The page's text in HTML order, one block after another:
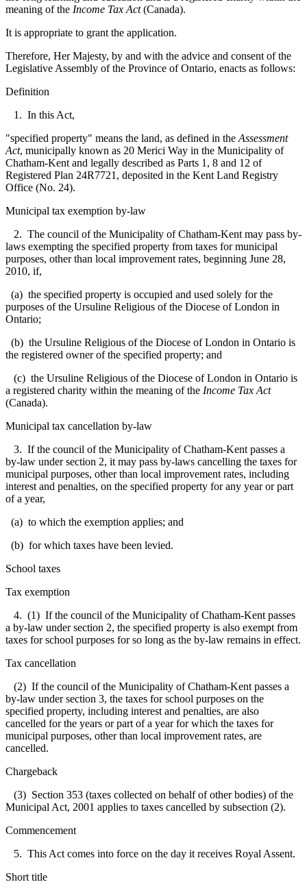
meaning of the Income Tax Act(Canada).
It is appropriate to grant the application.
Therefore, Her Majesty, by and with the advice and consent of the
Legislative Assembly of the Province of Ontario, enacts as follows:
Definition
1. In this Act,
"specified property" means the land, as defined in the Assessment
Act, municipally known as 20 Merici Way in the Municipality of
Chatham-Kent and legally described as Parts 1, 8 and 12 of
Registered Plan 24R7721, deposited in the Kent Land Registry
Office (No. 24).
Municipal tax exemption by-law
2. The council of the Municipality of Chatham-Kent may pass by-
laws exempting the specified property from taxes for municipal
purposes, other than local improvement rates, beginning June 28,
2010, if,
(a) the specified property is occupied and used solely for the
purposes of the Ursuline Religious of the Diocese of London in
Ontario;
(b) the Ursuline Religious of the Diocese of London in Ontario is
the registered owner of the specified property; and
(c) the Ursuline Religious of the Diocese of London in Ontario is
a registered charity within the meaning of the Income Tax Act
(Canada).
Municipal tax cancellation by-law
3. If the council of the Municipality of Chatham-Kent passes a
by-law under section 2, it may pass by-laws cancelling the taxes for
municipal purposes, other than local improvement rates, including
interest and penalties, on the specified property for any year or part
of a year,
(a) to which the exemption applies; and
(b) for which taxes have been levied.
School taxes
Tax exemption
4. (1) If the council of the Municipality of Chatham-Kent passes
a by-law under section 2, the specified property is also exempt from
taxes for school purposes for so long as the by-law remains in effect.
Tax cancellation
(2) If the council of the Municipality of Chatham-Kent passes a
by-law under section 3, the taxes for school purposes on the
specified property, including interest and penalties, are also
cancelled for the years or part of a year for which the taxes for
municipal purposes, other than local improvement rates, are
cancelled.
Chargeback
(3) Section 353 (taxes collected on behalf of other bodies) of the
Municipal Act, 2001 applies to taxes cancelled by subsection (2).
Commencement
5. This Act comes into force on the day it receives Royal Assent.
Short title